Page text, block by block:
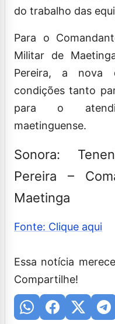
do trabalho das
Para o
Militar de
Pereira, a nova
condições tanto
para o
maetinguense.
Sonora:
Pereira –
Maetinga
Fonte: Clique aqui
Essa notícia
Compartilhe!